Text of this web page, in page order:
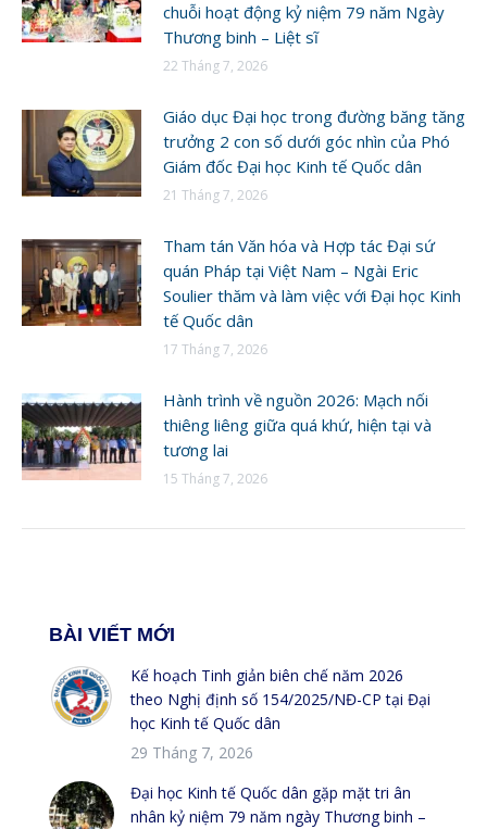
chuỗi hoạt động kỷ niệm 79 năm Ngày
Thương binh – Liệt sĩ
22 Tháng 7, 2026
Giáo dục Đại học trong đường băng tăng
trưởng 2 con số dưới góc nhìn của Phó
Giám đốc Đại học Kinh tế Quốc dân
21 Tháng 7, 2026
Tham tán Văn hóa và Hợp tác Đại sứ
quán Pháp tại Việt Nam – Ngài Eric
Soulier thăm và làm việc với Đại học Kinh
tế Quốc dân
17 Tháng 7, 2026
Hành trình về nguồn 2026: Mạch nối
thiêng liêng giữa quá khứ, hiện tại và
tương lai
15 Tháng 7, 2026
BÀI VIẾT MỚI
Kế hoạch Tinh giản biên chế năm 2026
theo Nghị định số 154/2025/NĐ-CP tại Đại
học Kinh tế Quốc dân
29 Tháng 7, 2026
Đại học Kinh tế Quốc dân gặp mặt tri ân
nhân kỷ niệm 79 năm ngày Thương binh –